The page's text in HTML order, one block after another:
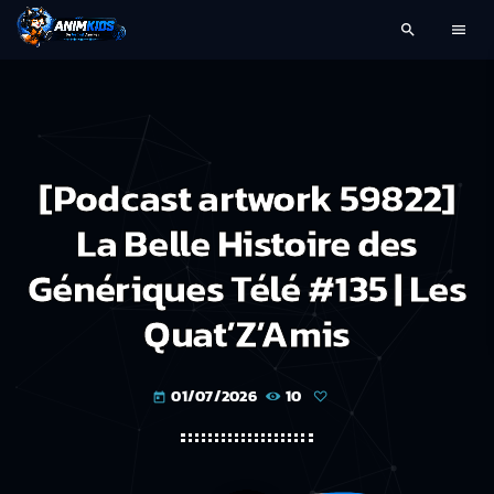
search menu
[Podcast artwork 59822]
La Belle Histoire des
Génériques Télé #135 | Les
Quat’Z’Amis
today 01/07/2026 10